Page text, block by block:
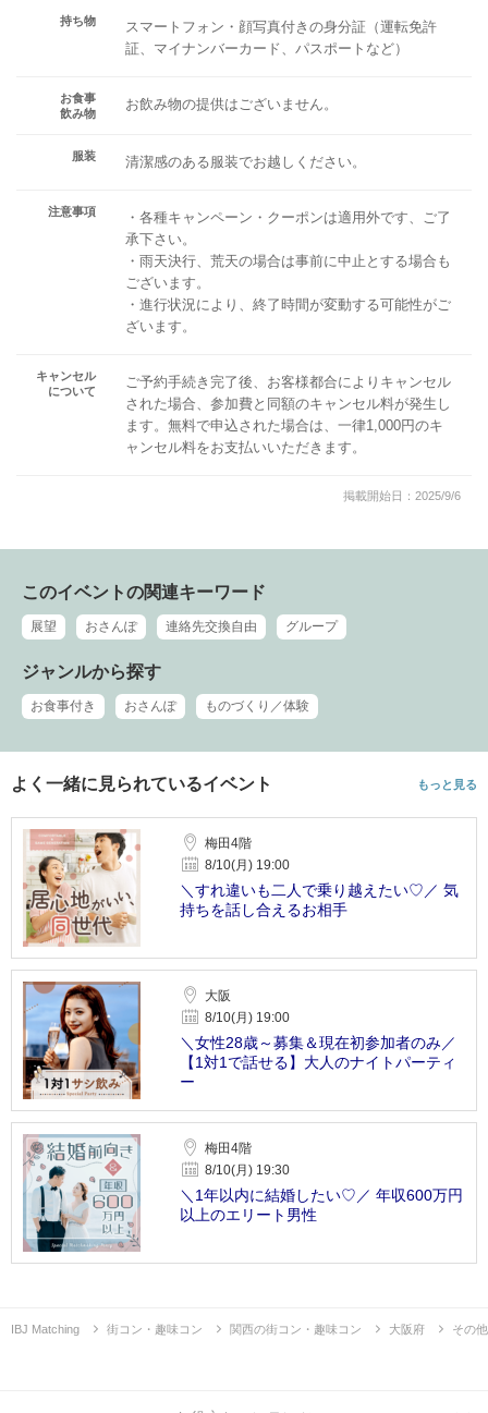
持ち物
スマートフォン・顔写真付きの身分証（運転免許
証、マイナンバーカード、パスポートなど）
お食事
飲み物
お飲み物の提供はございません。
服装 清潔感のある服装でお越しください。
注意事項
・各種キャンペーン・クーポンは適用外です、ご了
承下さい。
・雨天決行、荒天の場合は事前に中止とする場合も
ございます。
・進行状況により、終了時間が変動する可能性がご
ざいます。
キャンセル
について
ご予約手続き完了後、お客様都合によりキャンセル
された場合、参加費と同額のキャンセル料が発生し
ます。無料で申込された場合は、一律1,000円のキ
ャンセル料をお支払いいただきます。
掲載開始日：2025/9/6
このイベントの関連キーワード
展望 おさんぽ 連絡先交換自由 グループ
ジャンルから探す
お食事付き おさんぽ ものづくり／体験
よく一緒に見られているイベント もっと見る
梅田4階
8/10(月) 19:00
＼すれ違いも二人で乗り越えたい♡／ 気
持ちを話し合えるお相手
大阪
8/10(月) 19:00
＼女性28歳～募集＆現在初参加者のみ／
【1対1で話せる】大人のナイトパーティ
ー
梅田4階
8/10(月) 19:30
＼1年以内に結婚したい♡／ 年収600万円
以上のエリート男性
IBJ Matching 街コン・趣味コン 関西の街コン・趣味コン 大阪府 その